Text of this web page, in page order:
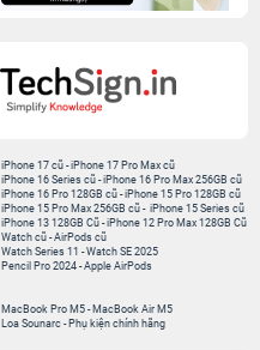
iPhone 17 cũ-iPhone 17 Pro Max cũ
iPhone 16 Series cũ- iPhone 16 Pro Max 256GB cũ
iPhone 16 Pro 128GB cũ-iPhone 15 Pro 128GB cũ
iPhone 15 Pro Max 256GB cũ- iPhone 15 Series cũ
iPhone 13 128GB Cũ-iPhone 12 Pro Max 128GB Cũ
Watch cũ-AirPods cũ
Watch Series 11 -Watch SE 2025
Pencil Pro 2024-Apple AirPods
MacBook Pro M5- MacBook Air M5
Loa Sounarc- Phụ kiện chính hãng